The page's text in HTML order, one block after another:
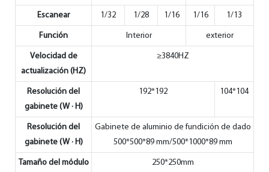
Escanear 1/32 1/28 1/16 1/16 1/13
Función Interior exterior
Velocidad de
actualización (HZ)
≥3840HZ
Resolución del
gabinete (W · H)
192*192 104*104
Resolución del
gabinete (W · H)
Gabinete de aluminio de fundición de dado
500*500*89 mm/500*1000*89 mm
Tamaño del módulo
250*250mm